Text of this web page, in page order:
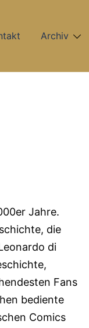
Archiv
Jahre.
die
di
Fans
bediente
Comics